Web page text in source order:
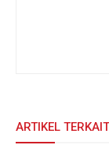
ARTIKEL TERKAIT